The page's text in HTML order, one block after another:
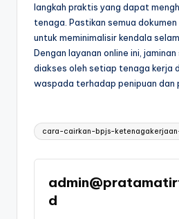
langkah praktis yang dapat
tenaga. Pastikan semua
untuk meminimalisir kendala
Dengan layanan online ini,
diakses oleh setiap tenaga kerja
waspada terhadap penipuan dan
Tags:
cara-cairkan-bpjs-
d